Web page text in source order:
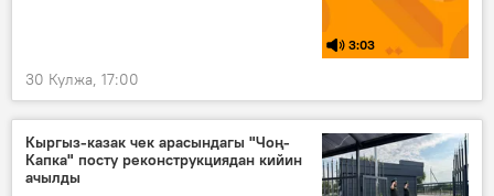
3:03
30 Кулжа, 17:00
Кыргыз-казак чек арасындагы "Чоң-
Капка" посту реконструкциядан кийин
ачылды